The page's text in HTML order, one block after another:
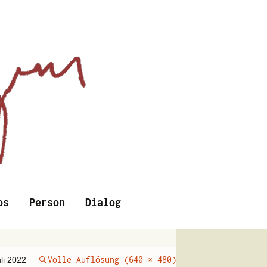
Person Dialog
2022 Volle Auflösung (640 × 480)